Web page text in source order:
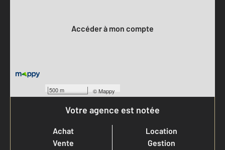
500 m ©Mappy
Accéder à mon compte
Votre agence est notée
Achat
Vente
Location
Gestion